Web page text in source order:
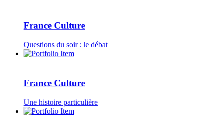
France Culture
Questions du soir : le débat
France Culture
Une histoire particulière